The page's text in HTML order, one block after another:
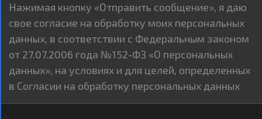
Нажимая кнопку «Отправить сообщение», я даю
свое согласие на обработку моих персональных
данных, в соответствии с Федеральным законом
от 27.07.2006 года №152-ФЗ «О персональных
данных», на условиях и для целей, определенных
в Согласии на обработку персональных данных